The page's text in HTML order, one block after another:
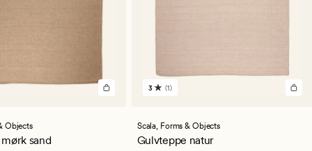
Objects
sand
1
en
gjennomsnittlig
vurdering
3 (1)
Scala, Forms & Objects
Gulvteppe natur